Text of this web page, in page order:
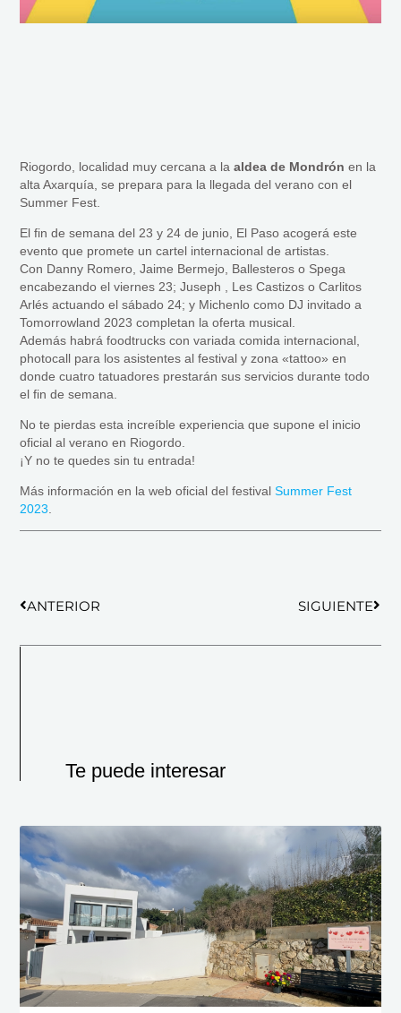
Riogordo, localidad muy cercana a laaldea de Mondrón en la
alta Axarquía, se prepara para la llegada del verano con el
Summer Fest.
El fin de semana del 23 y 24 de junio, El Paso acogerá este
evento que promete un cartel internacional de artistas.
Con Danny Romero, Jaime Bermejo, Ballesteros o Spega
encabezando el viernes 23; Juseph , Les Castizos o Carlitos
Arlés actuando el sábado 24; y Michenlo como DJ invitado a
Tomorrowland 2023 completan la oferta musical.
Además habrá foodtrucks con variada comida internacional,
photocall para los asistentes al festival y zona «tattoo» en
donde cuatro tatuadores prestarán sus servicios durante todo
el fin de semana.
No te pierdas esta increíble experiencia que supone el inicio
oficial al verano en Riogordo.
¡Y no te quedes sin tu entrada!
Más información en la web oficial del festivalSummer Fest
2023.
ANTERIOR SIGUIENTE
Te puede interesar